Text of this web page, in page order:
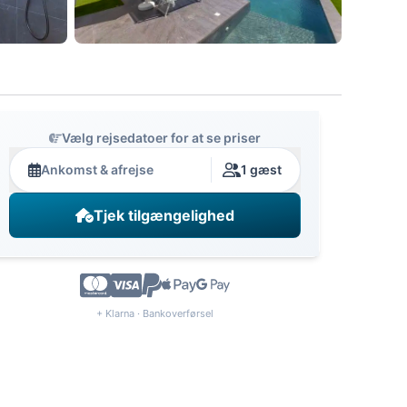
Vælg rejsedatoer for at se priser
Ankomst & afrejse 1 gæst
Tjek tilgængelighed
+ Klarna · Bankoverførsel